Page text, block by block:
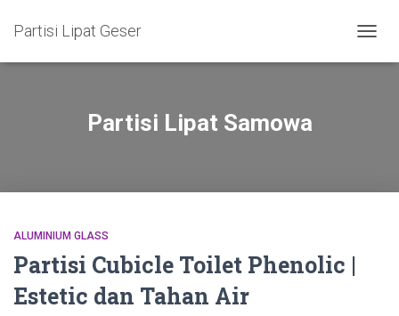
Partisi Lipat Geser
Partisi Lipat Samowa
ALUMINIUM GLASS
Partisi Cubicle Toilet Phenolic |
Estetic dan Tahan Air